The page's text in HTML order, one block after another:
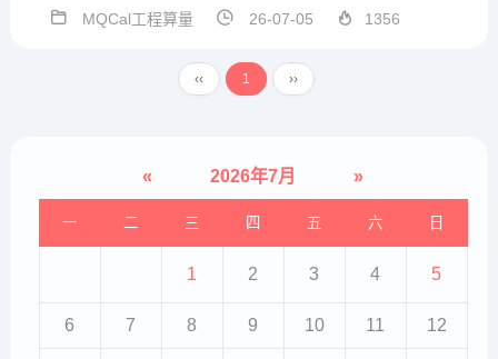
通用算量计算式V1.3.3.56 2026.07.
变，因此重开一贴发布。本版本 模
板设置...
MQCal工程算量 26-07-05 1356
‹‹ 1 ››
« 2026年7月 »
一 二 三 四 五 六 日
1 2 3 4 5
6 7 8 9 10 11 12